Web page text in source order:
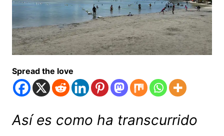
Spread the love
Así es como ha transcurrido